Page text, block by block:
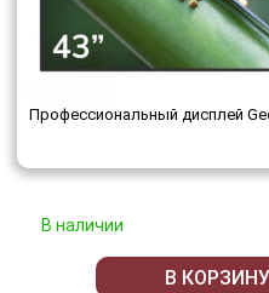
Профессиональный дисплей
В наличии
В КОРЗИНУ